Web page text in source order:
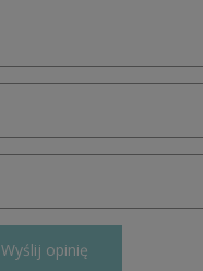
Wyślij opinię